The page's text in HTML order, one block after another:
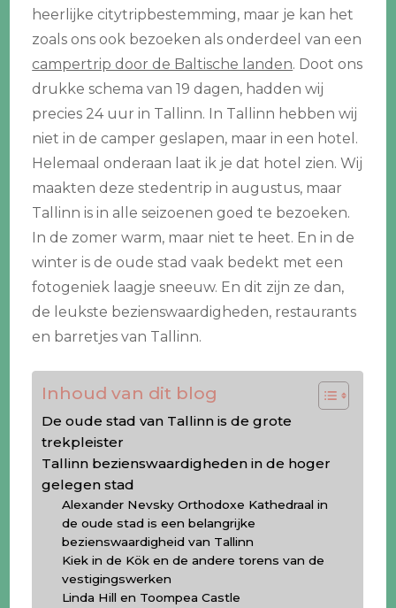
heerlijke citytripbestemming, maar je kan het
zoals ons ook bezoeken als onderdeel van een
campertrip door de Baltische landen. Doot ons
drukke schema van 19 dagen, hadden wij
precies 24 uur in Tallinn. In Tallinn hebben wij
niet in de camper geslapen, maar in een hotel.
Helemaal onderaan laat ik je dat hotel zien. Wij
maakten deze stedentrip in augustus, maar
Tallinn is in alle seizoenen goed te bezoeken.
In de zomer warm, maar niet te heet. En in de
winter is de oude stad vaak bedekt met een
fotogeniek laagje sneeuw. En dit zijn ze dan,
de leukste bezienswaardigheden, restaurants
en barretjes van Tallinn.
Inhoud van dit blog
De oude stad van Tallinn is de grote
trekpleister
Tallinn bezienswaardigheden in de hoger
gelegen stad
Alexander Nevsky Orthodoxe Kathedraal in
de oude stad is een belangrijke
bezienswaardigheid van Tallinn
Kiek in de Kök en de andere torens van de
vestigingswerken
Linda Hill en Toompea Castle